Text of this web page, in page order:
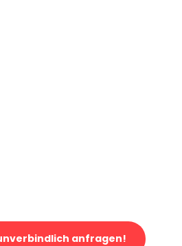
anfragen!